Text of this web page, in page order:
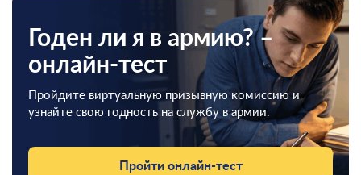
Годен ли я в армию? –
онлайн-тест
Пройдите виртуальную призывную комиссию и
узнайте свою годность на службу в армии.
Пройти онлайн-тест